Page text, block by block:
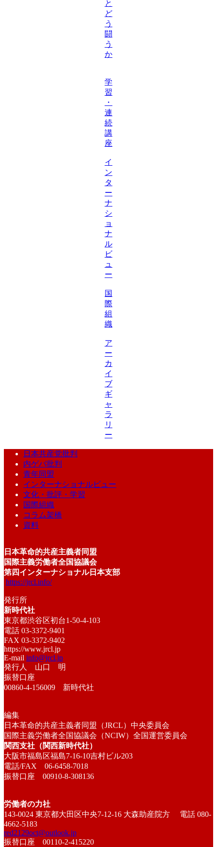
と
ど
う
闘
う
か
学
習
・
連
続
講
座
イ
ン
タ
ー
ナ
シ
ョ
ナ
ル
ビ
ュ
ー
国
際
組
織
ア
ー
カ
イ
ブ
ギ
ャ
ラ
リ
ー
日本共産党批判
内ゲバ批判
青年同盟
インターナショナルビュー
文化・批評・学習
国際組織
コラム架橋
資料
日本革命的共産主義者同盟
国際主義労働者全国協議会
第四インターナショナル日本支部
https://jrcl.info/
発行所
新時代社
東京都渋谷区初台1-50-4-103
電話 03-3372-9401
FAX 03-3372-9402
https://www.jrcl.jp
E-mail info@jrcl.jp
発行人 山口 明
振替口座
00860-4-156009 新時代社
編集
日本革命的共産主義者同盟（JRCL）中央委員会
国際主義労働者全国協議会（NCIW）全国運営委員会
関西支社（関西新時代社）
大阪市福島区福島7-16-10吉村ビル203
電話/FAX 06-6458-7018
振替口座 00910-8-308136
労働者の力社
143-0024 東京都大田区中央7-12-16 大森助産院方 電話 080-
4662-5183
red2129oct@outlook.jp
振替口座 00110-2-415220